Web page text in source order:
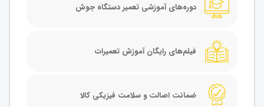
دوره‌های آموزشی تعمیر دستگاه جوش
فیلم‌های رایگان آموزش تعمیرات
ضمانت اصالت و سلامت فیزیکی کالا